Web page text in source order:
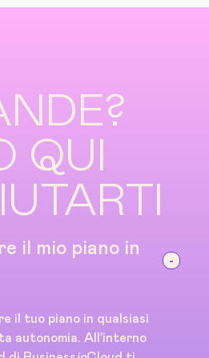
QUI
il mio piano in
il tuo piano in qualsiasi
autonomia. All’interno